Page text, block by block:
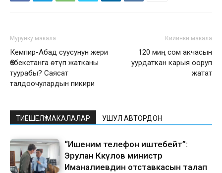
Мурунку макала
Кемпир-Абад суусунун жери
Өзбекстанга өтүп жатканы
туурабы? Саясат
талдоочулардын пикири
Кийинки макала
120 миң сом акчасын
уурдаткан карыя ооруп
жатат
ТИЕШЕЛҮҮ МАКАЛАЛАР УШУЛ АВТОРДОН
“Ишеним телефон иштебейт”:
Эрулан Көкүлов министр
Иманалиевдин отставкасын талап